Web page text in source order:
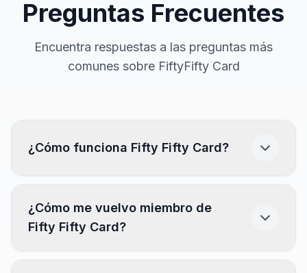
Preguntas Frecuentes
Encuentra respuestas a las preguntas más
comunes sobre FiftyFifty Card
¿Cómo funciona Fifty Fifty Card?
Descarga la app.(Disponible en App Store y
Play Store)
¿Cómo me vuelvo miembro de
Fifty Fifty Card?